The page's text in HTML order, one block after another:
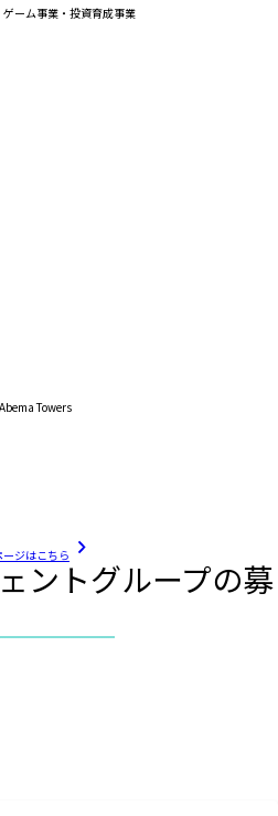
ーム事業・投資育成事業
Towers
ージはこちら
ントグループの募